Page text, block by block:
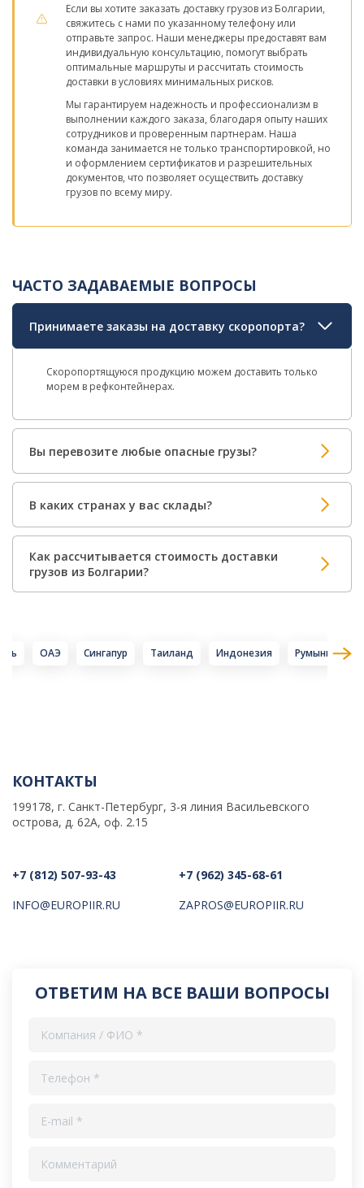
Если вы хотите заказать доставку грузов из Болгарии,
свяжитесь с нами по указанному телефону или
отправьте запрос. Наши менеджеры предоставят вам
индивидуальную консультацию, помогут выбрать
оптимальные маршруты и рассчитать стоимость
доставки в условиях минимальных рисков.
Мы гарантируем надежность и профессионализм в
выполнении каждого заказа, благодаря опыту наших
сотрудников и проверенным партнерам. Наша
команда занимается не только транспортировкой, но
и оформлением сертификатов и разрешительных
документов, что позволяет осуществить доставку
грузов по всему миру.
ЧАСТО ЗАДАВАЕМЫЕ ВОПРОСЫ
Принимаете заказы на доставку скоропорта?
Скоропортящуюся продукцию можем доставить только
морем в рефконтейнерах.
Вы перевозите любые опасные грузы?
В каких странах у вас склады?
Как рассчитывается стоимость доставки
грузов из Болгарии?
ОАЭ Сингапур Таиланд Индонезия Румыния
КОНТАКТЫ
199178, г. Санкт-Петербург, 3-я линия Васильевского
острова, д. 62А, оф. 2.15
+7 (812) 507-93-43
INFO@EUROPIIR.RU
+7 (962) 345-68-61
ZAPROS@EUROPIIR.RU
ОТВЕТИМ НА ВСЕ ВАШИ ВОПРОСЫ